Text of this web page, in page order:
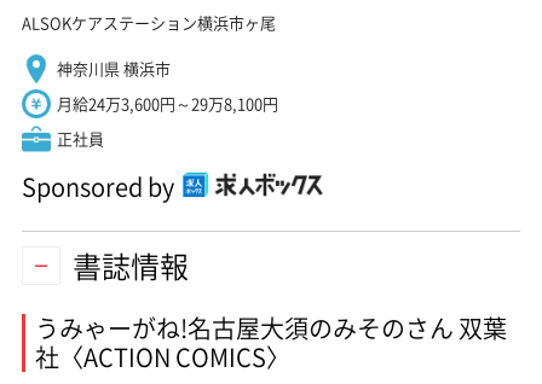
ALSOKケアステーション横浜市ヶ尾
神奈川県 横浜市
月給24万3,600円～29万8,100円
正社員
Sponsored by
書誌情報
うみゃーがね!名古屋大須のみそのさん 双葉
社〈ACTION COMICS〉